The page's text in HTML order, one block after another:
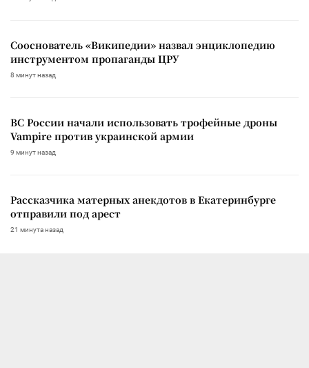
Сооснователь «Википедии» назвал энциклопедию
инструментом пропаганды ЦРУ
8 минут назад
ВС России начали использовать трофейные дроны
Vampire против украинской армии
9 минут назад
Рассказчика матерных анекдотов в Екатеринбурге
отправили под арест
21 минута назад